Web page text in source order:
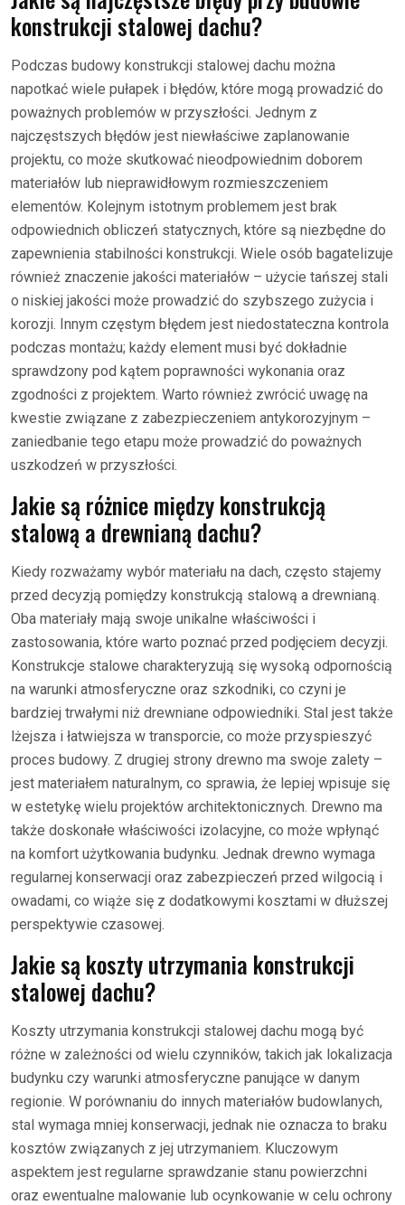
konstrukcji stalowej dachu?
Podczas budowy konstrukcji stalowej dachu można
napotkać wiele pułapek i błędów, które mogą prowadzić do
poważnych problemów w przyszłości. Jednym z
najczęstszych błędów jest niewłaściwe zaplanowanie
projektu, co może skutkować nieodpowiednim doborem
materiałów lub nieprawidłowym rozmieszczeniem
elementów. Kolejnym istotnym problemem jest brak
odpowiednich obliczeń statycznych, które są niezbędne do
zapewnienia stabilności konstrukcji. Wiele osób bagatelizuje
również znaczenie jakości materiałów – użycie tańszej stali
o niskiej jakości może prowadzić do szybszego zużycia i
korozji. Innym częstym błędem jest niedostateczna kontrola
podczas montażu; każdy element musi być dokładnie
sprawdzony pod kątem poprawności wykonania oraz
zgodności z projektem. Warto również zwrócić uwagę na
kwestie związane z zabezpieczeniem antykorozyjnym –
zaniedbanie tego etapu może prowadzić do poważnych
uszkodzeń w przyszłości.
Jakie są różnice między konstrukcją
stalową a drewnianą dachu?
Kiedy rozważamy wybór materiału na dach, często stajemy
przed decyzją pomiędzy konstrukcją stalową a drewnianą.
Oba materiały mają swoje unikalne właściwości i
zastosowania, które warto poznać przed podjęciem decyzji.
Konstrukcje stalowe charakteryzują się wysoką odpornością
na warunki atmosferyczne oraz szkodniki, co czyni je
bardziej trwałymi niż drewniane odpowiedniki. Stal jest także
lżejsza i łatwiejsza w transporcie, co może przyspieszyć
proces budowy. Z drugiej strony drewno ma swoje zalety –
jest materiałem naturalnym, co sprawia, że lepiej wpisuje się
w estetykę wielu projektów architektonicznych. Drewno ma
także doskonałe właściwości izolacyjne, co może wpłynąć
na komfort użytkowania budynku. Jednak drewno wymaga
regularnej konserwacji oraz zabezpieczeń przed wilgocią i
owadami, co wiąże się z dodatkowymi kosztami w dłuższej
perspektywie czasowej.
Jakie są koszty utrzymania konstrukcji
stalowej dachu?
Koszty utrzymania konstrukcji stalowej dachu mogą być
różne w zależności od wielu czynników, takich jak lokalizacja
budynku czy warunki atmosferyczne panujące w danym
regionie. W porównaniu do innych materiałów budowlanych,
stal wymaga mniej konserwacji, jednak nie oznacza to braku
kosztów związanych z jej utrzymaniem. Kluczowym
aspektem jest regularne sprawdzanie stanu powierzchni
oraz ewentualne malowanie lub ocynkowanie w celu ochrony